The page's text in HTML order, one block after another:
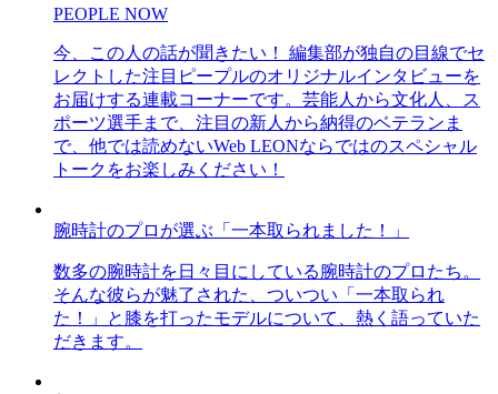
PEOPLE NOW
今、この人の話が聞きたい！ 編集部が独自の目線でセ
レクトした注目ピープルのオリジナルインタビューを
お届けする連載コーナーです。芸能人から文化人、ス
ポーツ選手まで、注目の新人から納得のベテランま
で、他では読めないWeb LEONならではのスペシャル
トークをお楽しみください！
腕時計のプロが選ぶ「一本取られました！」
数多の腕時計を日々目にしている腕時計のプロたち。
そんな彼らが魅了された、ついつい「一本取られ
た！」と膝を打ったモデルについて、熱く語っていた
だきます。